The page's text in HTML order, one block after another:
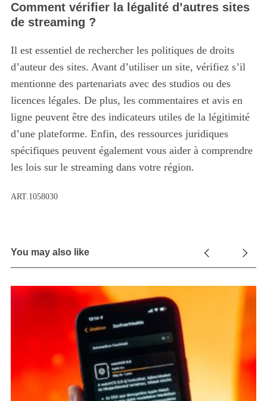
Comment vérifier la légalité d’autres sites
de streaming ?
Il est essentiel de rechercher les politiques de droits
d’auteur des sites. Avant d’utiliser un site, vérifiez s’il
mentionne des partenariats avec des studios ou des
licences légales. De plus, les commentaires et avis en
ligne peuvent être des indicateurs utiles de la légitimité
d’une plateforme. Enfin, des ressources juridiques
spécifiques peuvent également vous aider à comprendre
les lois sur le streaming dans votre région.
ART.1058030
You may also like